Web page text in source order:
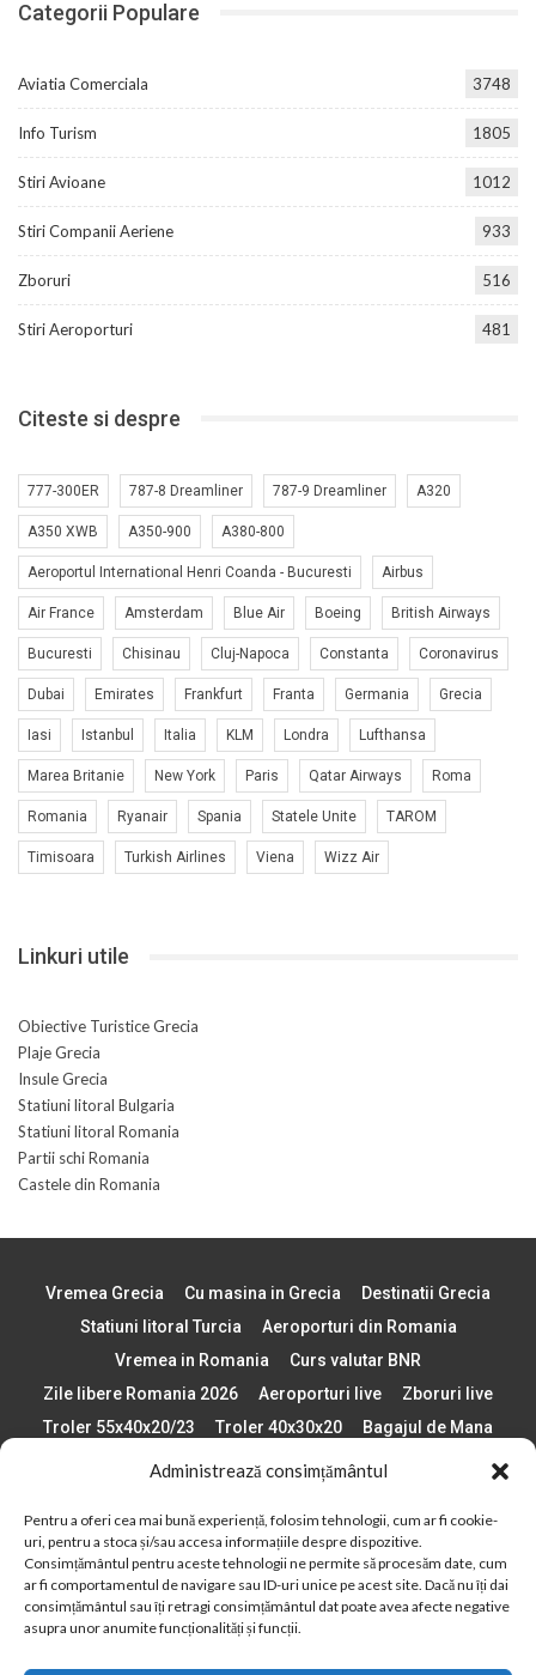
Administrează consimțământul
Pentru a oferi cea mai bună experiență, folosim tehnologii, cum ar fi cookie-
uri, pentru a stoca și/sau accesa informațiile despre dispozitive.
Consimțământul pentru aceste tehnologii ne permite să procesăm date, cum
ar fi comportamentul de navigare sau ID-uri unice pe acest site. Dacă nu îți dai
consimțământul sau îți retragi consimțământul dat poate avea afecte negative
asupra unor anumite funcționalități și funcții.
Categorii Populare
Aviatia Comerciala 3748
Info Turism 1805
Stiri Avioane 1012
Stiri Companii Aeriene 933
Zboruri 516
Stiri Aeroporturi 481
Citeste si despre
777-300ER 787-8 Dreamliner 787-9 Dreamliner A320
A350 XWB A350-900 A380-800
Aeroportul International Henri Coanda - Bucuresti Airbus
Air France Amsterdam Blue Air Boeing British Airways
Bucuresti Chisinau Cluj-Napoca Constanta Coronavirus
Dubai Emirates Frankfurt Franta Germania Grecia
Iasi Istanbul Italia KLM Londra Lufthansa
Marea Britanie New York Paris Qatar Airways Roma
Romania Ryanair Spania Statele Unite TAROM
Timisoara Turkish Airlines Viena Wizz Air
Linkuri utile
Obiective Turistice Grecia
Plaje Grecia
Insule Grecia
Statiuni litoral Bulgaria
Statiuni litoral Romania
Partii schi Romania
Castele din Romania
Vremea Grecia Cu masina in Grecia
Destinatii Grecia
Statiuni litoral Turcia
Aeroporturi din Romania
Vremea in Romania
Curs valutar BNR
Zile libere Romania 2026
Aeroporturi live
Zboruri live
Troler 55x40x20/23
Troler 40x30x20
Bagajul de Mana
Paste 2026
Cele mai bune telefoane
Plaje din Europa
Concerte Romania 2025
Asigurare de calatorie
Când se schimba ora în 2026
Calendar Formula 1 sezon 2026
Boarding Pass
Despre AirlinesTravel.ro
Politică cookie-uri (UE)